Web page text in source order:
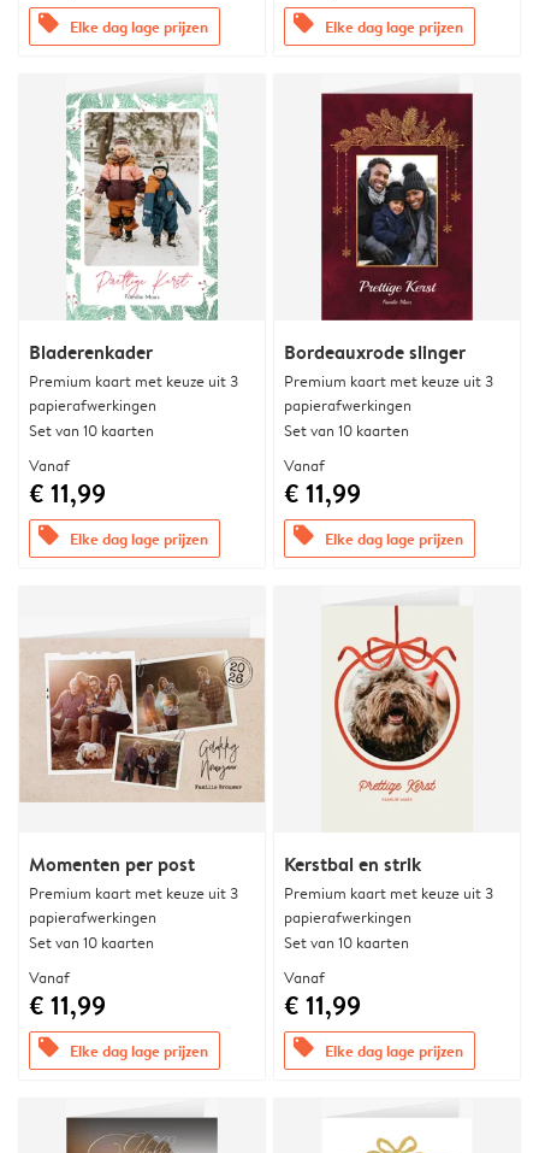
offers Elke dag lage prijzen offers Elke dag lage prijzen
Bladerenkader
Premium kaart met keuze uit 3
papierafwerkingen
Set van 10 kaarten
Vanaf
€ 11,99
offers Elke dag lage prijzen
Bordeauxrode slinger
Premium kaart met keuze uit 3
papierafwerkingen
Set van 10 kaarten
Vanaf
€ 11,99
offers Elke dag lage prijzen
Momenten per post
Premium kaart met keuze uit 3
papierafwerkingen
Set van 10 kaarten
Vanaf
€ 11,99
offers Elke dag lage prijzen
Kerstbal en strik
Premium kaart met keuze uit 3
papierafwerkingen
Set van 10 kaarten
Vanaf
€ 11,99
offers Elke dag lage prijzen